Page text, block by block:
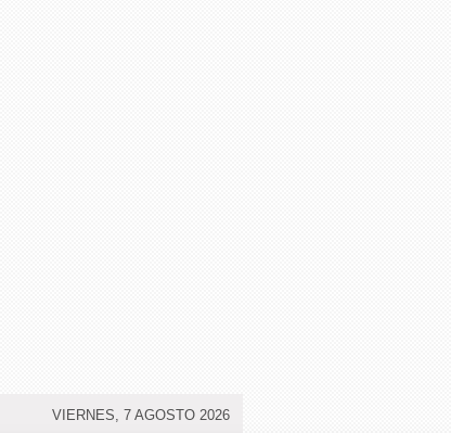
VIERNES, 7 AGOSTO 2026